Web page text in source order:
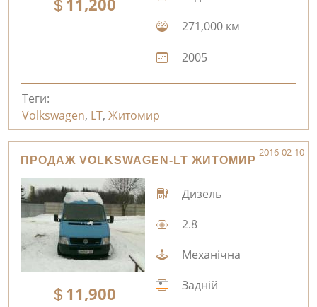
11,200
271,000 км
2005
Теги:
Volkswagen, LT, Житомир
ПРОДАЖ VOLKSWAGEN-LT ЖИТОМИР
2016-02-10
11,900
Дизель
2.8
Механічна
Задній